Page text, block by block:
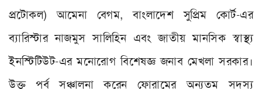
প্রটোকল) আমেনা বেগম,বাংলাদেশ সুপ্রিম কোর্ট-এর
ব্যারিস্টার নাজমুস সালিহিন এবং জাতীয় মানসিক স্বাস্থ্য
ইনস্টিটিউট-এর মনোরোগ বিশেষজ্ঞ জনাব মেখলা সরকার।
উক্ত পর্ব সঞ্চালনা করেন ফোরামের অন্যতম সদস্য